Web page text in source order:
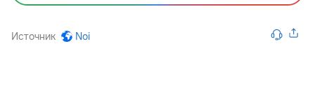
Источник Noi